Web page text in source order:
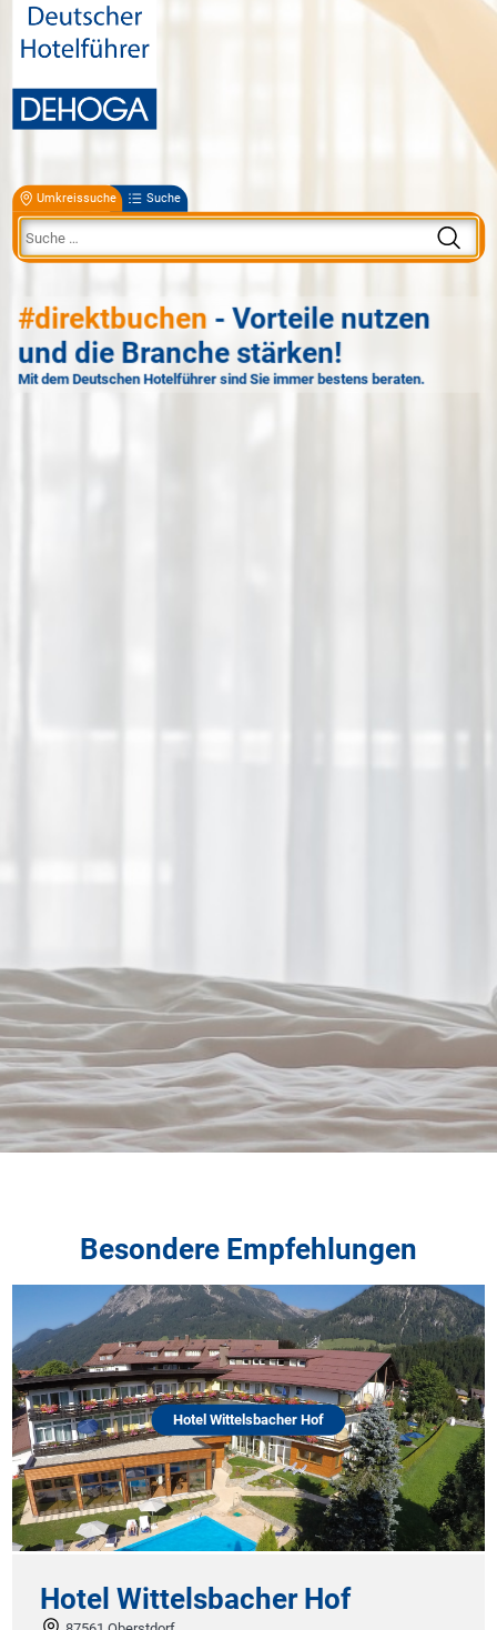
Umkreissuche Suche
#direktbuchen - Vorteile nutzen
und die Branche stärken!
Mit dem Deutschen Hotelführer sind Sie immer bestens beraten.
Besondere Empfehlungen
Hotel Wittelsbacher Hof
Hotel Wittelsbacher Hof